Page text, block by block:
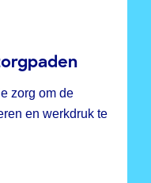
zorg om de
en werkdruk te